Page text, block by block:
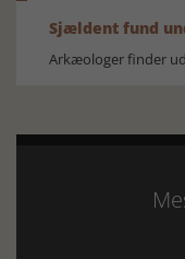
Sjældent fund
Arkæologer finder